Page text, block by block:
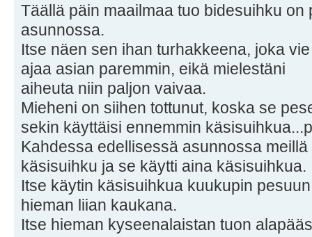
Täällä päin maailmaa tuo bidesuihku
asunnossa.
Itse näen sen ihan turhakkeena, joka
ajaa asian paremmin, eikä mielestäni
aiheuta niin paljon vaivaa.
Mieheni on siihen tottunut, koska se
sekin käyttäisi ennemmin
Kahdessa edellisessä asunnossa
käsisuihku ja se käytti aina käsisuihkua.
Itse käytin käsisuihkua kuukupin
hieman liian kaukana.
Itse hieman kyseenalaistan tuon